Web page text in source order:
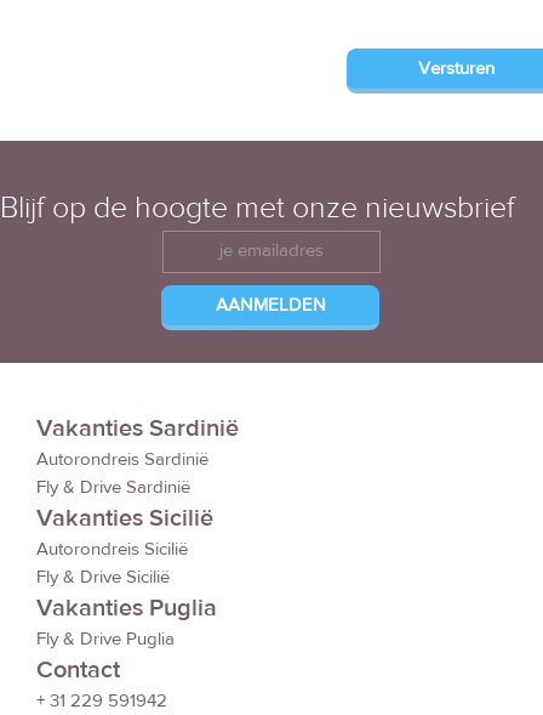
Blijf op de hoogte met onze nieuwsbrief
Vakanties Sardinië
Autorondreis Sardinië
Fly & Drive Sardinië
Vakanties Sicilië
Autorondreis Sicilië
Fly & Drive Sicilië
Vakanties Puglia
Fly & Drive Puglia
Contact
+ 31 229 591942